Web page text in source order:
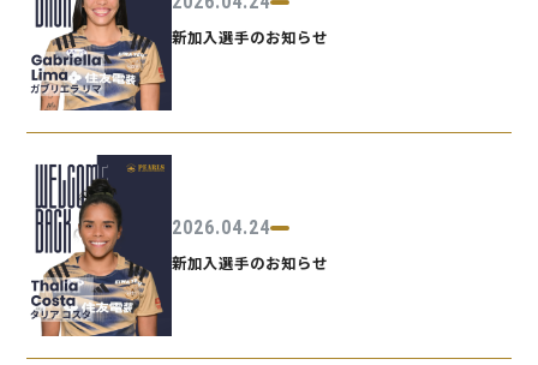
新加入選手のお知らせ
2026.04.24
新加入選手のお知らせ